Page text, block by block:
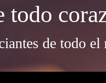
todo
de todo